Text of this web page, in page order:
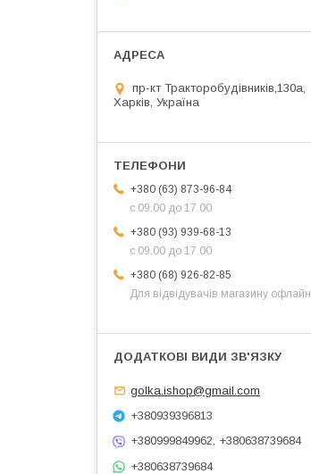
пр-кт Тракторобудівників,130а,
Харків, Україна
+380 (63) 873-96-84
с 09.00 до 17.00
+380 (93) 939-68-13
с 09.00 до 17.00
+380 (68) 926-82-85
Для відвідувачів магазину офлайн
golka.ishop@gmail.com
+380939396813
+380999849962, +380638739684
+380638739684